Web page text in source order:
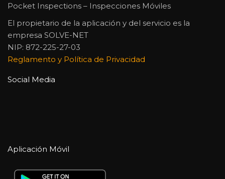
Pocket Inspections – Inspecciones Móviles
El propietario de la aplicación y del servicio es la
empresa SOLVE-NET
NIP: 872-225-27-03
Reglamento y Política de Privacidad
Social Media
Aplicación Móvil